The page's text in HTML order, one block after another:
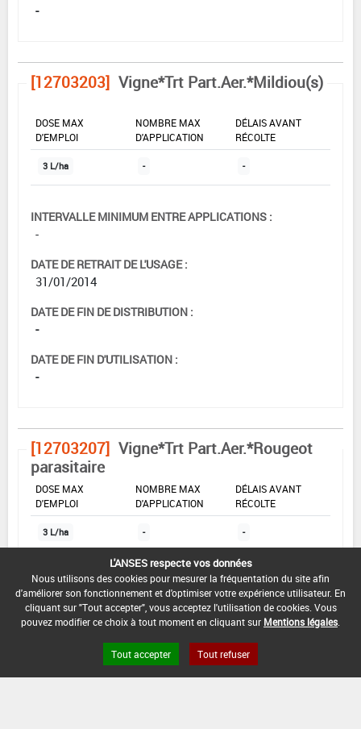
-
[12703203] Vigne*Trt Part.Aer.*Mildiou(s)
DOSE MAX
D'EMPLOI
NOMBRE MAX
D'APPLICATION
DÉLAIS AVANT
RÉCOLTE
3 L/ha - -
INTERVALLE MINIMUM ENTRE APPLICATIONS :
-
DATE DE RETRAIT DE L'USAGE :
31/01/2014
DATE DE FIN DE DISTRIBUTION :
-
DATE DE FIN D'UTILISATION :
-
[12703207] Vigne*Trt Part.Aer.*Rougeot
parasitaire
DOSE MAX
D'EMPLOI
NOMBRE MAX
D'APPLICATION
DÉLAIS AVANT
RÉCOLTE
3 L/ha - -
INTERVALLE MINIMUM ENTRE APPLICATIONS :
-
DATE DE RETRAIT DE L'USAGE :
DATE DE FIN DE DISTRIBUTION :
L'ANSES respecte vos données
Nous utilisons des cookies pour mesurer la fréquentation du site afin
d'améliorer son fonctionnement et d'optimiser votre expérience utilisateur. En
cliquant sur "Tout accepter", vous acceptez l'utilisation de cookies. Vous
pouvez modifier ce choix à tout moment en cliquant sur Mentions légales
Tout accepter Tout refuser